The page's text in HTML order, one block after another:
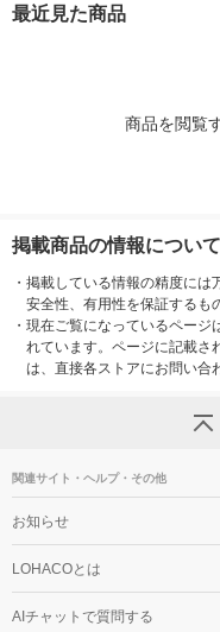
最近見た商品
商品を閲覧
掲載商品の情報について
・ 掲載している情報の精度には
安全性、有用性を保証するも
・ 現在ご覧になっているページ
れています。ページに記載さ
は、直接各ストアにお問い合
関連サイト・ヘルプ・その他
お知らせ
LOHACOとは
AIチャットで質問する